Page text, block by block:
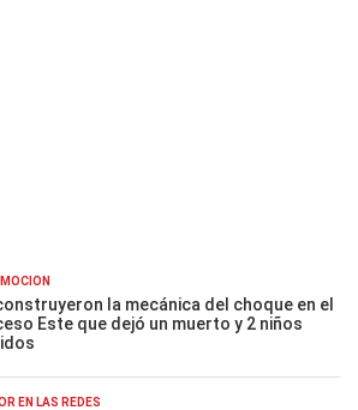
la mecánica del choque en el
Este que dejó un muerto y 2 niños
EN LAS REDES